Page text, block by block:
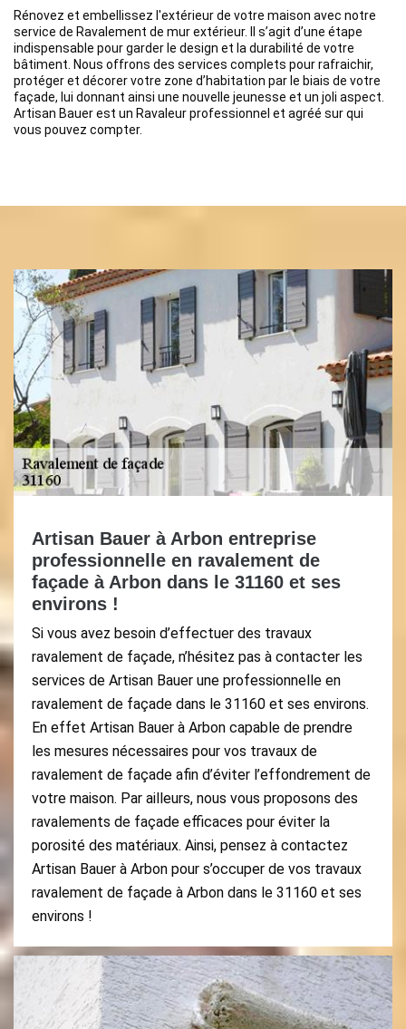
Rénovez et embellissez l'extérieur de votre maison avec notre
service de Ravalement de mur extérieur. Il s’agit d’une étape
indispensable pour garder le design et la durabilité de votre
bâtiment. Nous offrons des services complets pour rafraichir,
protéger et décorer votre zone d’habitation par le biais de votre
façade, lui donnant ainsi une nouvelle jeunesse et un joli aspect.
Artisan Bauer est un Ravaleur professionnel et agréé sur qui
vous pouvez compter.
Artisan Bauer à Arbon entreprise
professionnelle en ravalement de
façade à Arbon dans le 31160 et ses
environs !
Si vous avez besoin d’effectuer des travaux
ravalement de façade, n’hésitez pas à contacter les
services de Artisan Bauer une professionnelle en
ravalement de façade dans le 31160 et ses environs.
En effet Artisan Bauer à Arbon capable de prendre
les mesures nécessaires pour vos travaux de
ravalement de façade afin d’éviter l’effondrement de
votre maison. Par ailleurs, nous vous proposons des
ravalements de façade efficaces pour éviter la
porosité des matériaux. Ainsi, pensez à contactez
Artisan Bauer à Arbon pour s’occuper de vos travaux
ravalement de façade à Arbon dans le 31160 et ses
environs !